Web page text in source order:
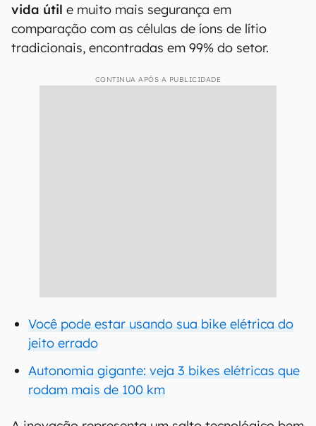
vida útil e muito mais segurança em
comparação com as células de íons de lítio
tradicionais, encontradas em 99% do setor.
CONTINUA APÓS A PUBLICIDADE
Você pode estar usando sua bike elétrica do
jeito errado
Autonomia gigante: veja 3 bikes elétricas que
rodam mais de 100 km